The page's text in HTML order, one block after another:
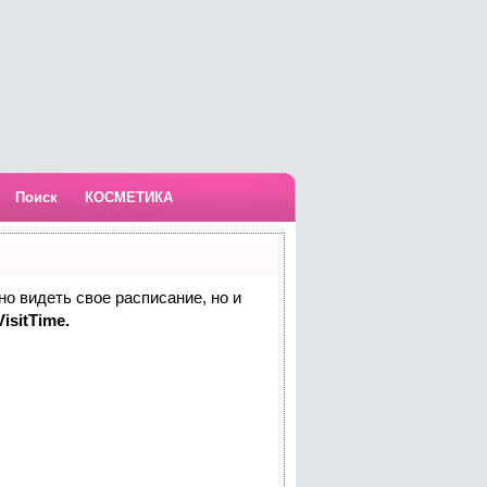
Поиск КОСМЕТИКА
видеть свое расписание, но и